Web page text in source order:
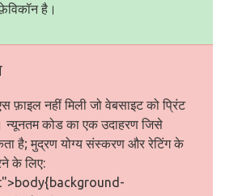
है।
फ़ाइल नहीं मिली जो वेबसाइट को प्रिंट
न्यूनतम कोड का एक उदाहरण जिसे
है; मुद्रण योग्य संस्करण और रेटिंग के
के लिए: